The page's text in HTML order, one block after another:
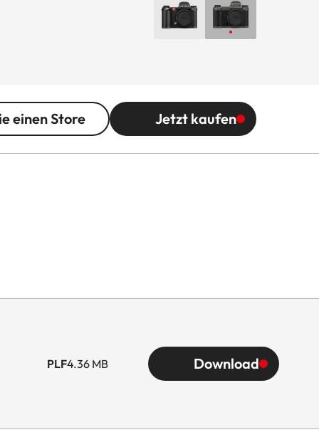
einen Store Jetzt kaufen
PLF4.36 MB Download